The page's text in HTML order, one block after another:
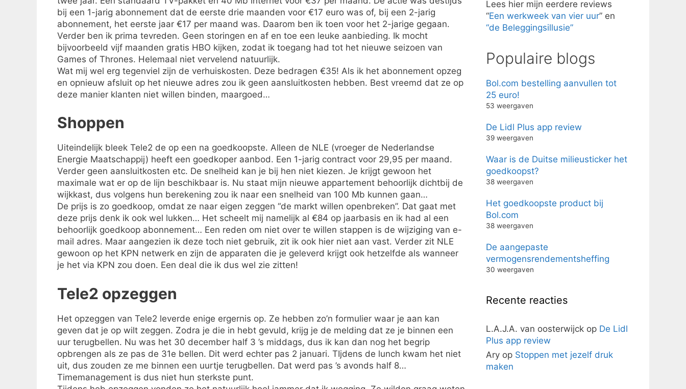
bij een 1-jarig abonnement dat de eerste drie maanden voor €17 euro was of, bij een 2-jarig
abonnement, het eerste jaar €17 per maand was. Daarom ben ik toen voor het 2-jarige gegaan.
Verder ben ik prima tevreden. Geen storingen en af en toe een leuke aanbieding. Ik mocht
bijvoorbeeld vijf maanden gratis HBO kijken, zodat ik toegang had tot het nieuwe seizoen van
Games of Thrones. Helemaal niet vervelend natuurlijk.
Wat mij wel erg tegenviel zijn de verhuiskosten. Deze bedragen €35! Als ik het abonnement opzeg
en opnieuw afsluit op het nieuwe adres zou ik geen aansluitkosten hebben. Best vreemd dat ze op
deze manier klanten niet willen binden, maargoed…
Shoppen
Uiteindelijk bleek Tele2 de op een na goedkoopste. Alleen de NLE (vroeger de Nederlandse
Energie Maatschappij) heeft een goedkoper aanbod. Een 1-jarig contract voor 29,95 per maand.
Verder geen aansluitkosten etc. De snelheid kan je bij hen niet kiezen. Je krijgt gewoon het
maximale wat er op de lijn beschikbaar is. Nu staat mijn nieuwe appartement behoorlijk dichtbij de
wijkkast, dus volgens hun berekening zou ik naar een snelheid van 100 Mb kunnen gaan…
De prijs is zo goedkoop, omdat ze naar eigen zeggen “de markt willen openbreken”. Dat gaat met
deze prijs denk ik ook wel lukken… Het scheelt mij namelijk al €84 op jaarbasis en ik had al een
behoorlijk goedkoop abonnement… Een reden om niet over te willen stappen is de wijziging van e-
mail adres. Maar aangezien ik deze toch niet gebruik, zit ik ook hier niet aan vast. Verder zit NLE
gewoon op het KPN netwerk en zijn de apparaten die je geleverd krijgt ook hetzelfde als wanneer
je het via KPN zou doen. Een deal die ik dus wel zie zitten!
Tele2 opzeggen
Het opzeggen van Tele2 leverde enige ergernis op. Ze hebben zo’n formulier waar je aan kan
geven dat je op wilt zeggen. Zodra je die in hebt gevuld, krijg je de melding dat ze je binnen een
uur terugbellen. Nu was het 30 december half 3 ’s middags, dus ik kan dan nog het begrip
opbrengen als ze pas de 31e bellen. Dit werd echter pas 2 januari. TIjdens de lunch kwam het niet
uit, dus zouden ze me binnen een uurtje terugbellen. Dat werd pas ’s avonds half 8…
Timemanagement is dus niet hun sterkste punt.
Lees hier mijn eerdere reviews
“Een werkweek van vier uur” en
“de Beleggingsillusie”
Populaire blogs
Bol.com bestelling aanvullen tot
25 euro!
53 weergaven
De Lidl Plus app review
39 weergaven
Waar is de Duitse milieusticker het
goedkoopst?
38 weergaven
Het goedkoopste product bij
Bol.com
38 weergaven
De aangepaste
vermogensrendementsheffing
30 weergaven
Recente reacties
L.A.J.A. van oosterwijck op De Lidl
Plus app review
Ary op Stoppen met jezelf druk
maken